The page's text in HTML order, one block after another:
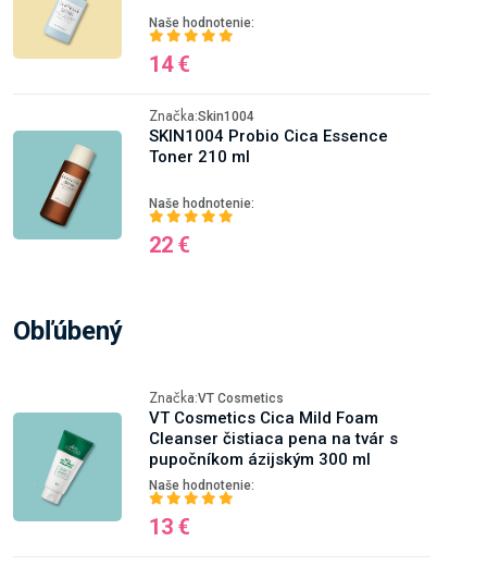
Naše hodnotenie:
14 €
Značka:Skin1004
SKIN1004 Probio Cica Essence
Toner 210 ml
Naše hodnotenie:
22 €
Obľúbený
Značka:VT Cosmetics
VT Cosmetics Cica Mild Foam
Cleanser čistiaca pena na tvár s
pupočníkom ázijským 300 ml
Naše hodnotenie:
13 €